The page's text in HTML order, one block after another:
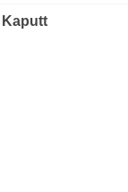
Kaputt